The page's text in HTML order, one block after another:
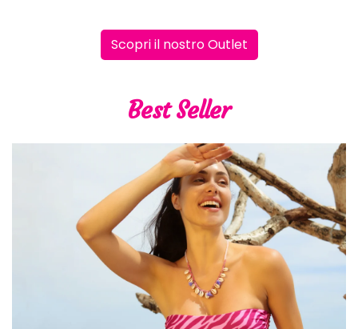
Scopri il nostro Outlet
Best Seller